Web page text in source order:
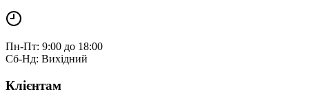
Пн-Пт: 9:00 до 18:00
Сб-Нд: Вихідний
Клієнтам